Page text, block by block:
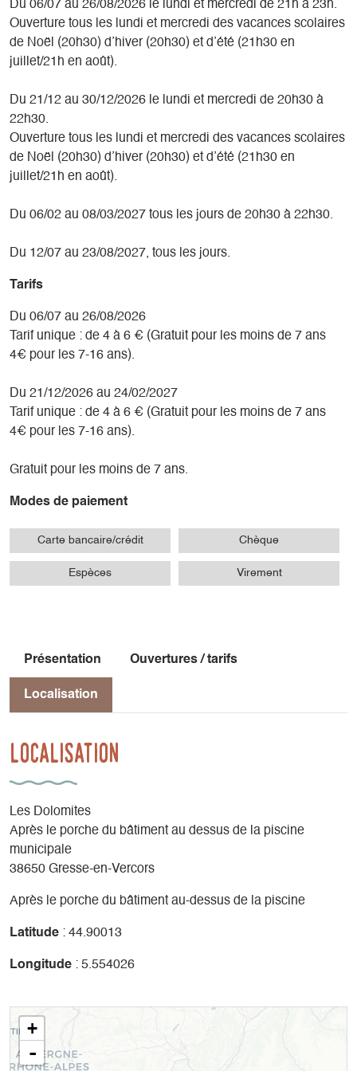
Du 06/07 au 26/08/2026 le lundi et mercredi de 21h à 23h.
Ouverture tous les lundi et mercredi des vacances scolaires
de Noël (20h30) d’hiver (20h30) et d’été (21h30 en
juillet/21h en août).
Du 21/12 au 30/12/2026 le lundi et mercredi de 20h30 à
22h30.
Ouverture tous les lundi et mercredi des vacances scolaires
de Noël (20h30) d’hiver (20h30) et d’été (21h30 en
juillet/21h en août).
Du 06/02 au 08/03/2027 tous les jours de 20h30 à 22h30.
Du 12/07 au 23/08/2027, tous les jours.
Tarifs
Du 06/07 au 26/08/2026
Tarif unique : de 4 à 6 € (Gratuit pour les moins de 7 ans
4€ pour les 7-16 ans).
Du 21/12/2026 au 24/02/2027
Tarif unique : de 4 à 6 € (Gratuit pour les moins de 7 ans
4€ pour les 7-16 ans).
Gratuit pour les moins de 7 ans.
Modes de paiement
Carte bancaire/crédit Chèque
Espèces Virement
Présentation Ouvertures / tarifs
Localisation
Localisation
Les Dolomites
Après le porche du bâtiment au dessus de la piscine
municipale
38650 Gresse-en-Vercors
Après le porche du bâtiment au-dessus de la piscine
Latitude : 44.90013
Longitude : 5.554026
+
-